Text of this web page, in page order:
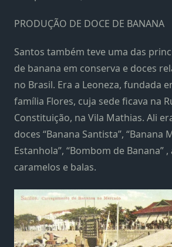
PRODUÇÃO DE DOCE DE BANANA
Santos também teve uma das
de banana em conserva e doces
no Brasil. Era a Leoneza, fundada
família Flores, cuja sede ficava na
Constituição, na Vila Mathias. Ali
doces “Banana Santista”, “Banana
Estanhola”, “Bombom de Banana”
caramelos e balas.